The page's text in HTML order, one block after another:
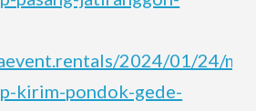
2024/01/24/
kirim-pondok-gede-